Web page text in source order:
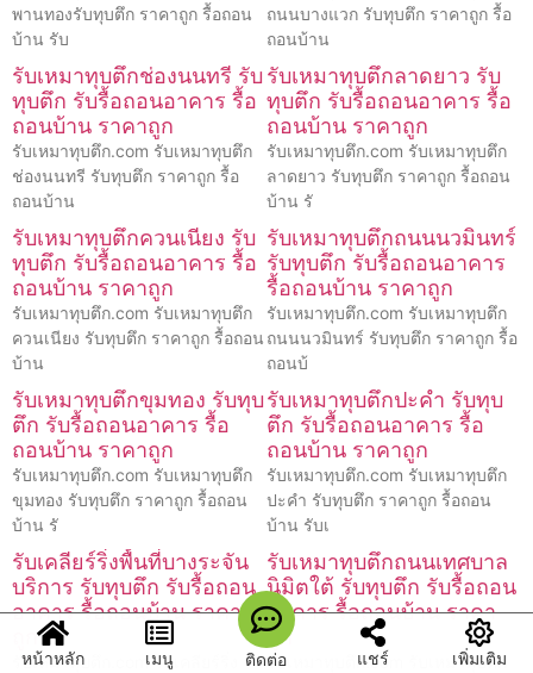
พานทองรับทุบตึก ราคาถูก รื้อถอน
บ้าน รับ
ถนนบางแวก รับทุบตึก ราคาถูก รื้อ
ถอนบ้าน
รับเหมาทุบตึกช่องนนทรี รับ
ทุบตึก รับรื้อถอนอาคาร รื้อ
ถอนบ้าน ราคาถูก
รับเหมาทุบตึก.com รับเหมาทุบตึก
ช่องนนทรี รับทุบตึก ราคาถูก รื้อ
ถอนบ้าน
รับเหมาทุบตึกลาดยาว รับ
ทุบตึก รับรื้อถอนอาคาร รื้อ
ถอนบ้าน ราคาถูก
รับเหมาทุบตึก.com รับเหมาทุบตึก
ลาดยาว รับทุบตึก ราคาถูก รื้อถอน
บ้าน รั
รับเหมาทุบตึกควนเนียง รับ
ทุบตึก รับรื้อถอนอาคาร รื้อ
ถอนบ้าน ราคาถูก
รับเหมาทุบตึก.com รับเหมาทุบตึก
ควนเนียง รับทุบตึก ราคาถูก รื้อถอน
บ้าน
รับเหมาทุบตึกถนนนวมินทร์
รับทุบตึก รับรื้อถอนอาคาร
รื้อถอนบ้าน ราคาถูก
รับเหมาทุบตึก.com รับเหมาทุบตึก
ถนนนวมินทร์ รับทุบตึก ราคาถูก รื้อ
ถอนบ้
รับเหมาทุบตึกขุมทอง รับทุบ
ตึก รับรื้อถอนอาคาร รื้อ
ถอนบ้าน ราคาถูก
รับเหมาทุบตึก.com รับเหมาทุบตึก
ขุมทอง รับทุบตึก ราคาถูก รื้อถอน
บ้าน รั
รับเหมาทุบตึกปะคำ รับทุบ
ตึก รับรื้อถอนอาคาร รื้อ
ถอนบ้าน ราคาถูก
รับเหมาทุบตึก.com รับเหมาทุบตึก
ปะคำ รับทุบตึก ราคาถูก รื้อถอน
บ้าน รับเ
รับเคลียร์ริ่งพื้นที่บางระจัน
บริการ รับทุบตึก รับรื้อถอน
อาคาร รื้อถอนบ้าน ราคา
ถูก
รับเหมาทุบตึก.com รับเคลียร์ริ่ง
รับเหมาทุบตึกถนนเทศบาล
นิมิตใต้ รับทุบตึก รับรื้อถอน
อาคาร รื้อถอนบ้าน ราคา
ถูก
รับเหมาทุบตึก.com รับเหมาทุบตึก
หน้าหลัก เมนู ติดต่อ แชร์ เพิ่มเติม